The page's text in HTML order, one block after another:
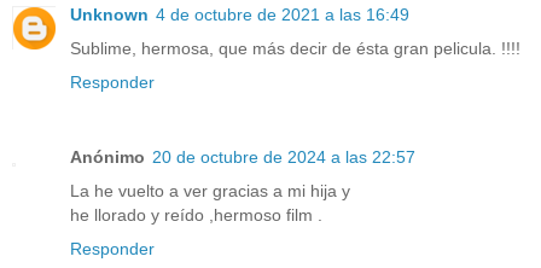
Unknown 4 de octubre de 2021 a las 16:49
Sublime, hermosa, que más decir de ésta gran pelicula. !!!!
Responder
Anónimo 20 de octubre de 2024 a las 22:57
La he vuelto a ver gracias a mi hija y
he llorado y reído ,hermoso film .
Responder